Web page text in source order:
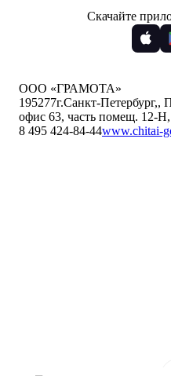
Скачайте
ООО «ГРАМОТА»
195277г.Санкт-Петербург,,
офис 63, часть помещ. 12-
8 495 424-84-44www.chitai-